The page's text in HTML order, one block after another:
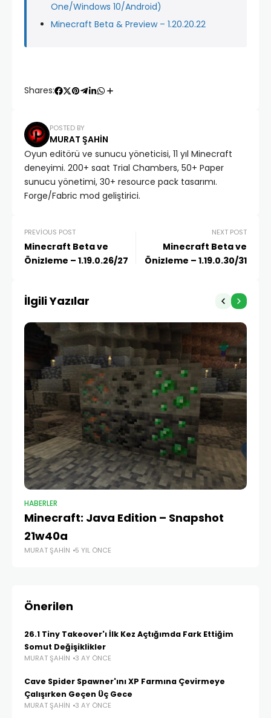
One/Windows 10/Android)
Minecraft Beta & Preview – 1.20.20.22
Shares:
POSTED BY
MURAT ŞAHIN
Oyun editörü ve sunucu yöneticisi, 11 yıl Minecraft
deneyimi. 200+ saat Trial Chambers, 50+ Paper
sunucu yönetimi, 30+ resource pack tasarımı.
Forge/Fabric mod geliştirici.
PREVIOUS POST
Minecraft Beta ve
Önizleme – 1.19.0.26/27
NEXT POST
Minecraft Beta ve
Önizleme – 1.19.0.30/31
İlgili Yazılar
HABERLER
Minecraft: Java Edition – Snapshot
21w40a
MURAT ŞAHIN 5 YIL ÖNCE
Önerilen
26.1 Tiny Takeover'ı İlk Kez Açtığımda Fark Ettiğim
Somut Değişiklikler
MURAT ŞAHIN 3 AY ÖNCE
Cave Spider Spawner'ını XP Farmına Çevirmeye
Çalışırken Geçen Üç Gece
MURAT ŞAHIN 3 AY ÖNCE